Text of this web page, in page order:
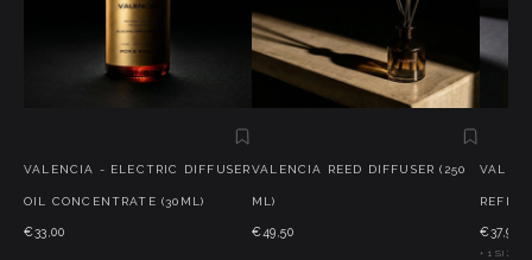
VALENCIA - ELECTRIC DIFFUSER
OIL CONCENTRATE (30ML)
€33,00
VALENCIA REED DIFFUSER (250
ML)
€49,50
REFILL
€37,95
+ 1 SIZE